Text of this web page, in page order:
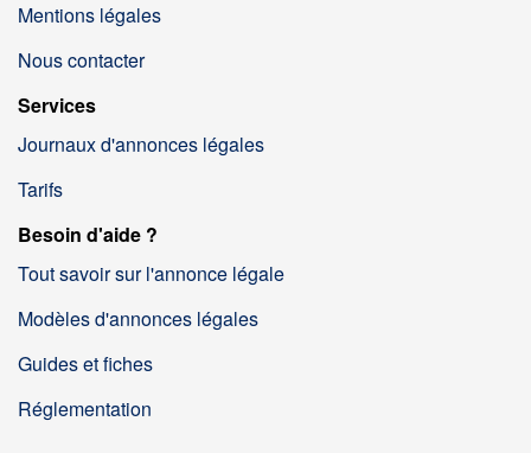
Mentions légales
Nous contacter
Services
Journaux d'annonces légales
Tarifs
Besoin d'aide ?
Tout savoir sur l'annonce légale
Modèles d'annonces légales
Guides et fiches
Réglementation